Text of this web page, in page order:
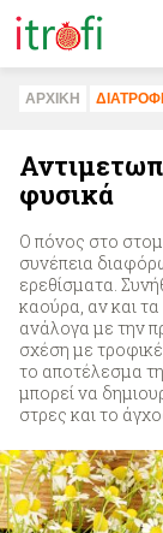
ΑΡΧΙΚΗ
φυσικά
Ο πόνος στο
συνέπεια
ερεθίσματα.
καούρα, αν και
ανάλογα με την
σχέση με
το αποτέλεσμα
μπορεί να
στρες και το